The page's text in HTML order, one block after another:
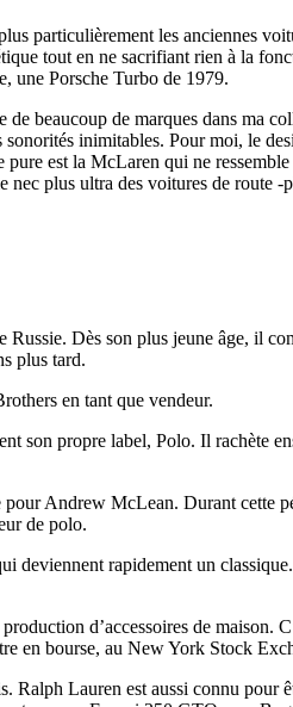
particulièrement les anciennes
tout en ne sacrifiant rien à la
une Porsche Turbo de 1979.
beaucoup de marques dans ma
inimitables. Pour moi, le
est la McLaren qui ne
plus ultra des voitures de route -
Dès son plus jeune âge, il
plus tard.
en tant que vendeur.
son propre label, Polo. Il rachète
Andrew McLean. Durant cette
de polo.
rapidement un
d’accessoires de maison.
en bourse, au New York Stock
Lauren est aussi connu pour